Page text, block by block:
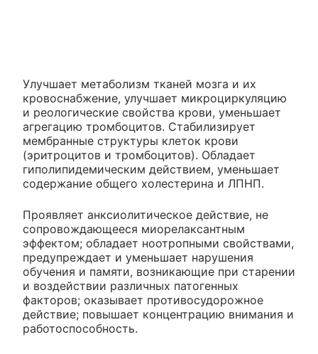
Улучшает метаболизм тканей мозга и их
кровоснабжение, улучшает микроциркуляцию
и реологические свойства крови, уменьшает
агрегацию тромбоцитов. Стабилизирует
мембранные структуры клеток крови
(эритроцитов и тромбоцитов). Обладает
гиполипидемическим действием, уменьшает
содержание общего холестерина и ЛПНП.
Проявляет анксиолитическое действие, не
сопровождающееся миорелаксантным
эффектом; обладает ноотропными свойствами,
предупреждает и уменьшает нарушения
обучения и памяти, возникающие при старении
и воздействии различных патогенных
факторов; оказывает противосудорожное
действие; повышает концентрацию внимания и
работоспособность.